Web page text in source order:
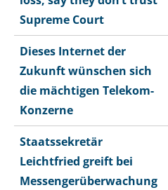
Supreme Court
Dieses Internet der
Zukunft wünschen sich
die mächtigen Telekom-
Konzerne
Staatssekretär
Leichtfried greift bei
Messengerüberwachung